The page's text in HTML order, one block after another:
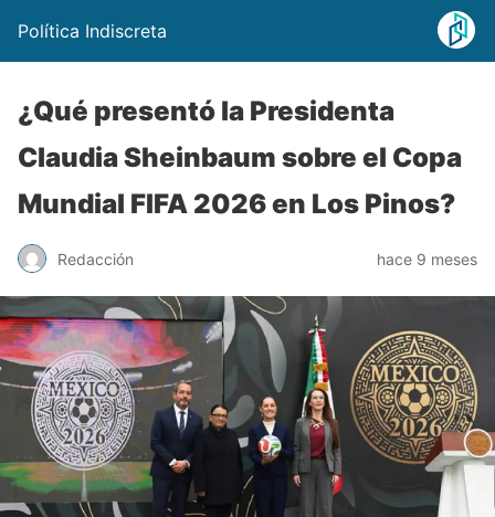
Política Indiscreta
¿Qué presentó la Presidenta
Claudia Sheinbaum sobre el Copa
Mundial FIFA 2026 en Los Pinos?
Redacción hace 9 meses